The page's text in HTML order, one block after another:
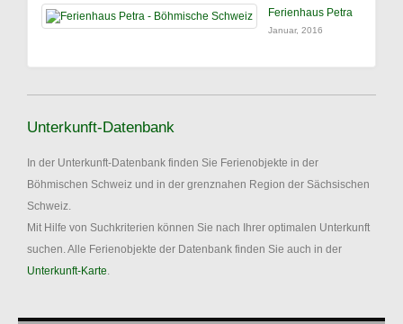
Ferienhaus Petra
Januar, 2016
Unterkunft-Datenbank
In der Unterkunft-Datenbank finden Sie Ferienobjekte in der
Böhmischen Schweiz und in der grenznahen Region der Sächsischen
Schweiz.
Mit Hilfe von Suchkriterien können Sie nach Ihrer optimalen Unterkunft
suchen. Alle Ferienobjekte der Datenbank finden Sie auch in der
Unterkunft-Karte.